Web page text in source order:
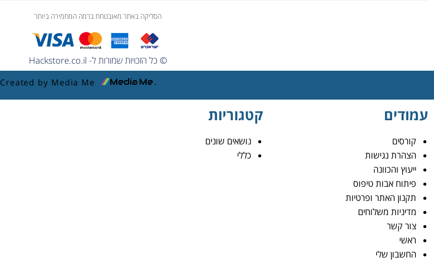
הסליקה באתר מאובטחת ברמה המחמירה ביותר
© כל הזכויות שמורות ל- Hackstore.co.il
Created by Media Me
עמודים
קורסים
הצהרת נגישות
ייעוץ והכוונה
פיתוח אבות טיפוס
תקנון האתר ופרטיות
מדיניות משלוחים
צור קשר
ראשי
החשבון שלי
קטגוריות
נושאים שונים
כללי